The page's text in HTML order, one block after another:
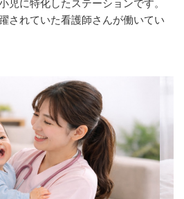
されていた看護師さんが働いてい